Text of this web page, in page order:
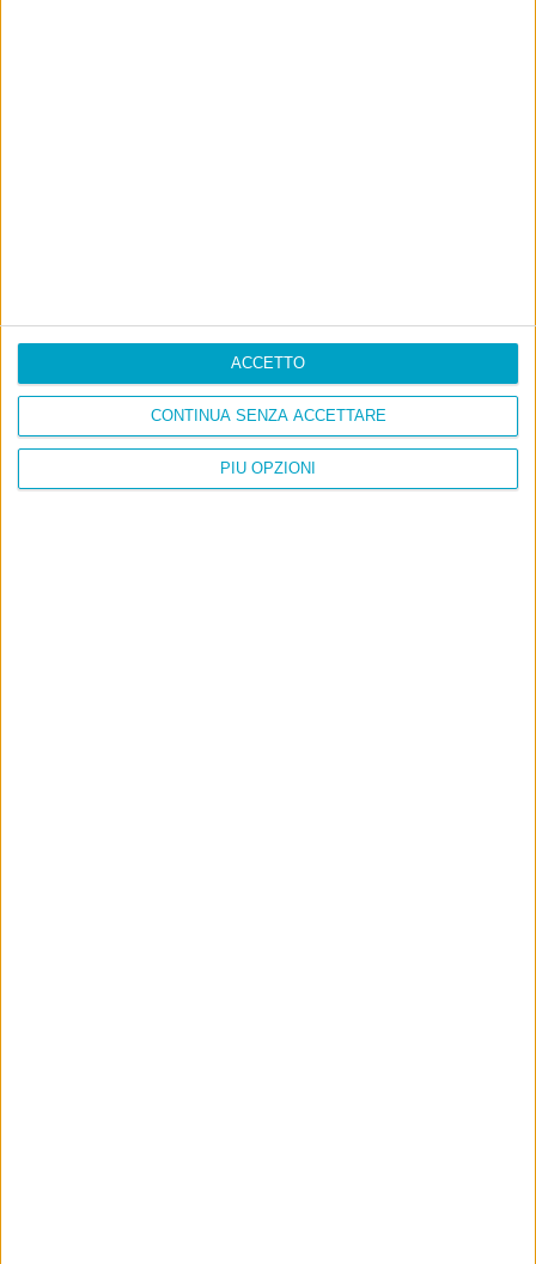
PIÙ OPZIONI
CONTINUA SENZA ACCETTARE
ACCETTO